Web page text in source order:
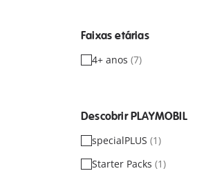
Faixas etárias
4+ anos (7)
Descobrir PLAYMOBIL
specialPLUS (1)
Starter Packs (1)